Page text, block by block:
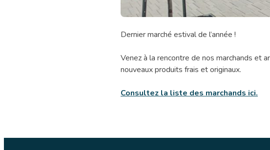
Marché
découvertes
Dernier marché estival de l’année !
Venez à la rencontre de nos marchands et
nouveaux produits frais et originaux.
Consultez la liste des marchands ici.